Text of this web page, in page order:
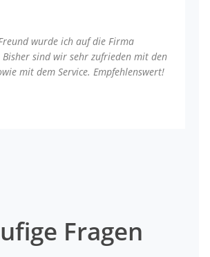
wurde ich auf die Firma
sind wir sehr zufrieden mit den
mit dem Service. Empfehlenswert!
Fragen